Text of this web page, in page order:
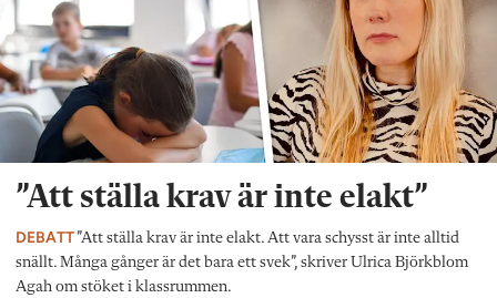
”Att ställa krav är inte elakt”
DEBATT”Att ställa krav är inte elakt. Att vara schysst är inte alltid
snällt. Många gånger är det bara ett svek”, skriver Ulrica Björkblom
Agah om stöket i klassrummen.